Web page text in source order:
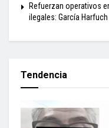
Refuerzan operativos
ilegales: García Harfuch
Tendencia